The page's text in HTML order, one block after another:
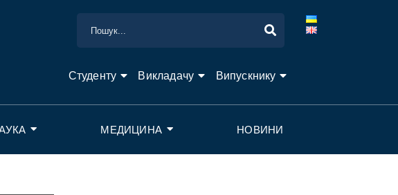
Студенту Викладачу Випускнику
МЕДИЦИНА НОВИНИ